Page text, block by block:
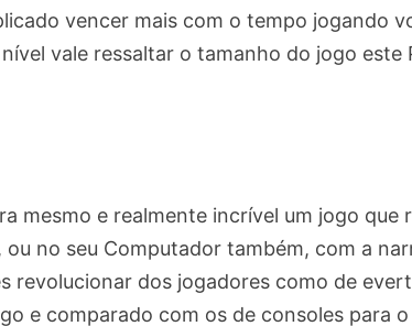
vencer mais com o tempo jogando
vale ressaltar o tamanho do jogo este
mesmo e realmente incrível um jogo que
no seu Computador também, com a
revolucionar dos jogadores como de
e comparado com os de consoles para